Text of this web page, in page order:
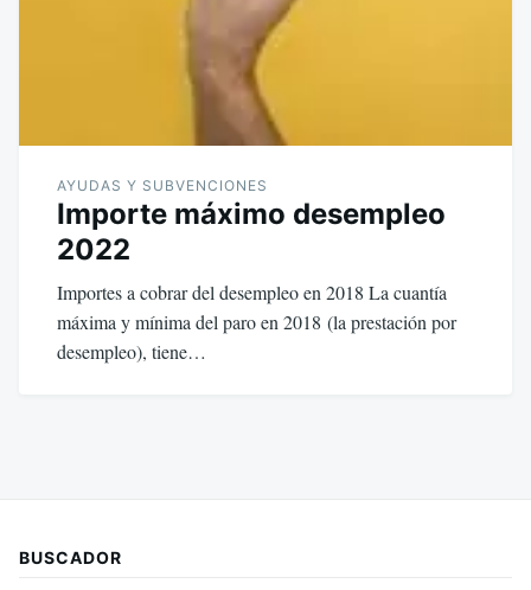
AYUDAS Y SUBVENCIONES
Importe máximo desempleo
2022
Importes a cobrar del desempleo en 2018 La cuantía
máxima y mínima del paro en 2018 (la prestación por
desempleo), tiene…
BUSCADOR